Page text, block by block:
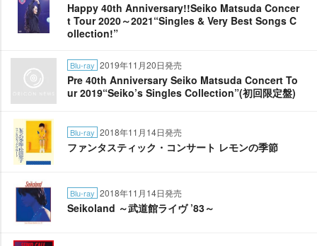
Happy 40th Anniversary!!Seiko Matsuda Concer
t Tour 2020～2021“Singles & Very Best Songs C
ollection!”
Blu-ray 2019年11月20日発売
Pre 40th Anniversary Seiko Matsuda Concert To
ur 2019“Seiko’s Singles Collection”(初回限定盤)
Blu-ray 2018年11月14日発売
ファンタスティック・コンサート レモンの季節
Blu-ray 2018年11月14日発売
Seikoland ～武道館ライヴ ’83～